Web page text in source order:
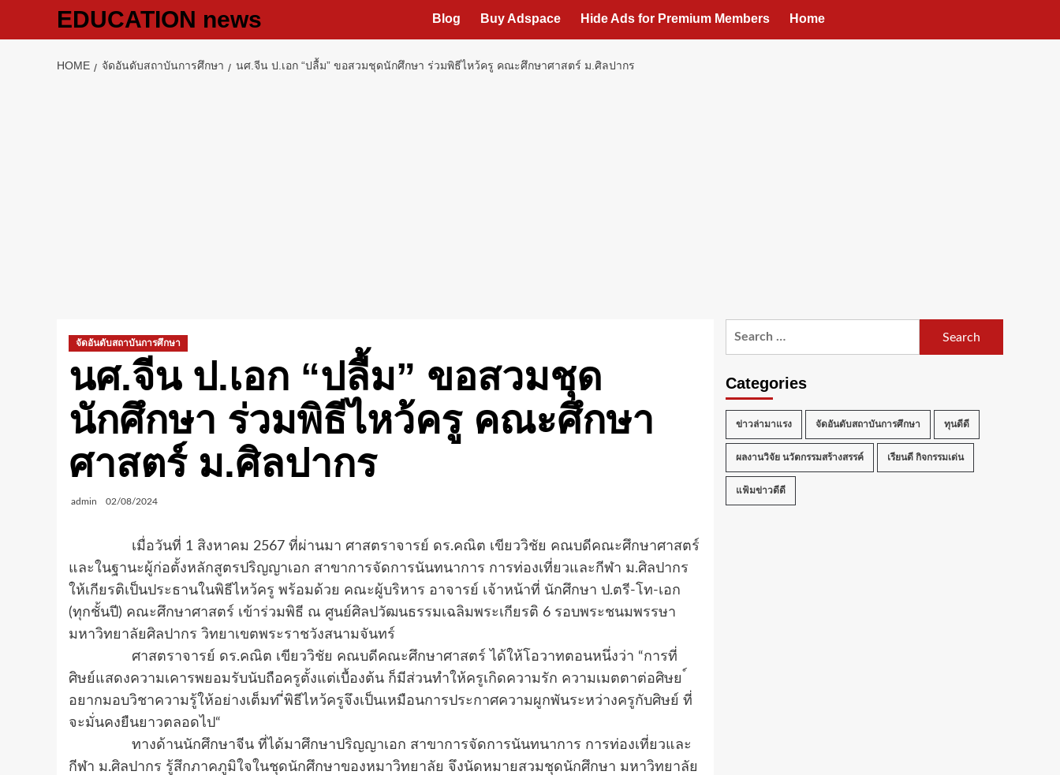
EDUCATION news Blog Buy Adspace Hide Ads for Premium Members Home
HOME จัดอันดับสถาบันการศึกษา นศ.จีน ป.เอก “ปลื้ม” ขอสวมชุดนักศึกษา ร่วมพิธีไหว้ครู คณะศึกษาศาสตร์ ม.ศิลปากร
จัดอันดับสถาบันการศึกษา
นศ.จีน ป.เอก “ปลื้ม” ขอสวมชุด
นักศึกษา ร่วมพิธีไหว้ครู คณะศึกษา
ศาสตร์ ม.ศิลปากร
admin 02/08/2024
เมื่อวันที่ 1 สิงหาคม 2567 ที่ผ่านมา ศาสตราจารย์ ดร.คณิต เขียววิชัย คณบดีคณะศึกษาศาสตร์
และในฐานะผู้ก่อตั้งหลักสูตรปริญญาเอก สาขาการจัดการนันทนาการ การท่องเที่ยวและกีฬา ม.ศิลปากร
ให้เกียรติเป็นประธานในพิธีไหว้ครู พร้อมด้วย คณะผู้บริหาร อาจารย์ เจ้าหน้าที่ นักศึกษา ป.ตรี-โท-เอก
(ทุกชั้นปี) คณะศึกษาศาสตร์ เข้าร่วมพิธี ณ ศูนย์ศิลปวัฒนธรรมเฉลิมพระเกียรติ 6 รอบพระชนมพรรษา
มหาวิทยาลัยศิลปากร วิทยาเขตพระราชวังสนามจันทร์
ศาสตราจารย์ ดร.คณิต เขียววิชัย คณบดีคณะศึกษาศาสตร์ ได้ให้โอวาทตอนหนึ่งว่า “การที่
ศิษย์แสดงความเคารพยอมรับนับถือครูตั้งแต่เบื้องต้น ก็มีส่วนทำให้ครูเกิดความรัก ความเมตตาต่อศิษย ์
อยากมอบวิชาความรู้ให้อย่างเต็มท ี่พิธีไหว้ครูจึงเป็นเหมือนการประกาศความผูกพันระหว่างครูกับศิษย์ ที่
จะมั่นคงยืนยาวตลอดไป“
ทางด้านนักศึกษาจีน ที่ได้มาศึกษาปริญญาเอก สาขาการจัดการนันทนาการ การท่องเที่ยวและ
กีฬา ม.ศิลปากร รู้สึกภาคภูมิใจในชุดนักศึกษาของหมาวิทยาลัย จึงนัดหมายสวมชุดนักศึกษา มหาวิทยาลัย
Categories
ข่าวล่ามาแรง จัดอันดับสถาบันการศึกษา ทุนดีดี
ผลงานวิจัย นวัตกรรมสร้างสรรค์ เรียนดี กิจกรรมเด่น
แฟ้มข่าวดีดี